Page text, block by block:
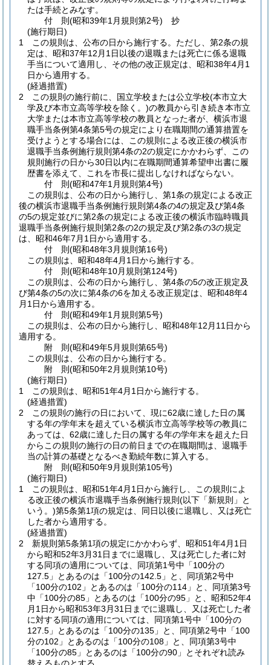
たは手続とみなす。
付 則(昭和39年1月規則第2号) 抄
(施行期日)
1
この規則は、公布の日から施行する。 ただし、第2条の規
定は、昭和37年12月1日以後の退職または死亡に係る退職
手当について適用し、その他の改正規定は、昭和38年4月1
日から適用する。
(経過措置)
2
この規則の施行前に、国立学校または公立学校(本市立大
学及び本市立高等学校を除く。)の教員から引き続き本市立
大学または本市立高等学校の教員となった者が、横浜市退
職手当条例第4条第5号の規定により在職期間の通算措置を
受けようとする場合には、この規則による改正後の横浜市
退職手当条例施行規則第4条の2の規定にかかわらず、この
規則施行の日から30日以内に在職期間通算希望申出書に履
歴書を添えて、これを市長に提出しなければならない。
付 則(昭和47年1月規則第4号)
この規則は、公布の日から施行し、第1条の規定による改正
後の横浜市退職手当条例施行規則第4条の4の規定及び第4条
の5の規定並びに第2条の規定による改正後の横浜市臨時職員
退職手当条例施行規則第2条の2の規定及び第2条の3の規定
は、昭和46年7月1日から適用する。
付 則(昭和48年3月規則第16号)
この規則は、昭和48年4月1日から施行する。
付 則(昭和48年10月規則第124号)
この規則は、公布の日から施行し、第4条の5の改正規定及
び第4条の5の次に第4条の6を加える改正規定は、昭和48年4
月1日から適用する。
付 則(昭和49年1月規則第5号)
この規則は、公布の日から施行し、昭和48年12月11日から
適用する。
附 則(昭和49年5月規則第65号)
この規則は、公布の日から施行する。
附 則(昭和50年2月規則第10号)
(施行期日)
1
この規則は、昭和51年4月1日から施行する。
(経過措置)
2
この規則の施行の日において、現に62歳に達した日の属
する年の学年末を超えている横浜市立高等学校等の教員に
あっては、62歳に達した日の属する年の学年末を超えた日
からこの規則の施行の日の前日までの在職期間は、退職手
当の計算の基礎となるべき勤続年数に算入する。
附 則(昭和50年9月規則第105号)
(施行期日)
1
この規則は、昭和51年4月1日から施行し、この規則によ
る改正後の横浜市退職手当条例施行規則 (以下「新規則」と
いう。)第5条第1項の規定は、同日以後に退職し、又は死亡
した者から適用する。
(経過措置)
2
新規則第5条第1項の規定にかかわらず、昭和51年4月1日
から昭和52年3月31日までに退職し、又は死亡した者に対
する同項の適用については、同項第1号中「100分の
127.5」とあるのは「100分の142.5」と、同項第2号中
「100分の102」とあるのは「100分の114」と、同項第3号
中「100分の85」とあるのは「100分の95」と、昭和52年4
月1日から昭和53年3月31日までに退職し、又は死亡した者
に対する同項の適用については、同項第1号中「100分の
127.5」とあるのは「100分の135」と、同項第2号中「100
分の102」とあるのは「100分の108」と、同項第3号中
「100分の85」とあるのは「100分の90」とそれぞれ読み
替えるものとする。